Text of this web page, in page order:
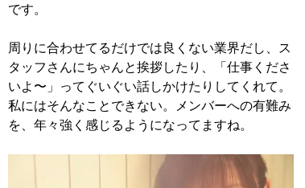
です。
周りに合わせてるだけでは良くない業界だし、ス
タッフさんにちゃんと挨拶したり、「仕事くださ
いよ〜」ってぐいぐい話しかけたりしてくれて。
私にはそんなことできない。メンバーへの有難み
を、年々強く感じるようになってますね。